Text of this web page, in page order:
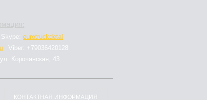
Skype: eurotruckdetal
Viber: +79036420128
Корочанская, 43
КОНТАКТНАЯ ИНФОРМАЦИЯ